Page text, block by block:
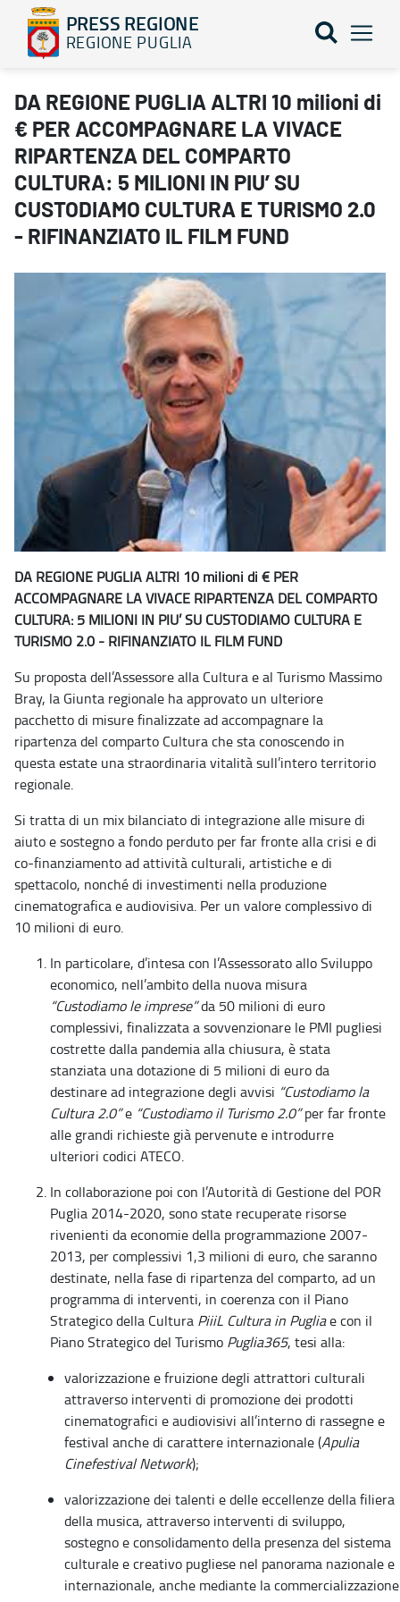
PRESS REGIONE
REGIONE PUGLIA
DA REGIONE PUGLIA ALTRI 10 milioni di € PER
DA REGIONE PUGLIA ALTRI 10 milioni di
€ PER ACCOMPAGNARE LA VIVACE
RIPARTENZA DEL COMPARTO
CULTURA: 5 MILIONI IN PIU’ SU
CUSTODIAMO CULTURA E TURISMO 2.0
- RIFINANZIATO IL FILM FUND
DA REGIONE PUGLIA ALTRI 10 milioni di € PER
ACCOMPAGNARE LA VIVACE RIPARTENZA DEL COMPARTO
CULTURA: 5 MILIONI IN PIU’ SU CUSTODIAMO CULTURA E
TURISMO 2.0 - RIFINANZIATO IL FILM FUND
Su proposta dell’Assessore alla Cultura e al Turismo Massimo
Bray, la Giunta regionale ha approvato un ulteriore
pacchetto di misure finalizzate ad accompagnare la
ripartenza del comparto Cultura che sta conoscendo in
questa estate una straordinaria vitalità sull’intero territorio
regionale.
Si tratta di un mix bilanciato di integrazione alle misure di
aiuto e sostegno a fondo perduto per far fronte alla crisi e di
co-finanziamento ad attività culturali, artistiche e di
spettacolo, nonché di investimenti nella produzione
cinematografica e audiovisiva. Per un valore complessivo di
10 milioni di euro.
In particolare, d’intesa con l’Assessorato allo Sviluppo
economico, nell’ambito della nuova misura
“Custodiamo le imprese”da 50 milioni di euro
complessivi, finalizzata a sovvenzionare le PMI pugliesi
costrette dalla pandemia alla chiusura, è stata
stanziata una dotazione di 5 milioni di euro da
destinare ad integrazione degli avvisi “Custodiamo la
Cultura 2.0”e “Custodiamo il Turismo 2.0”per far fronte
alle grandi richieste già pervenute e introdurre
ulteriori codici ATECO.
In collaborazione poi con l’Autorità di Gestione del POR
Puglia 2014-2020, sono state recuperate risorse
rivenienti da economie della programmazione 2007-
2013, per complessivi 1,3 milioni di euro, che saranno
destinate, nella fase di ripartenza del comparto, ad un
programma di interventi, in coerenza con il Piano
Strategico della Cultura PiiiL Cultura in Pugliae con il
Piano Strategico del Turismo Puglia365, tesi alla:
valorizzazione e fruizione degli attrattori culturali
attraverso interventi di promozione dei prodotti
cinematografici e audiovisivi all’interno di rassegne e
festival anche di carattere internazionale (Apulia
Cinefestival Network);
valorizzazione dei talenti e delle eccellenze della filiera
della musica, attraverso interventi di sviluppo,
sostegno e consolidamento della presenza del sistema
culturale e creativo pugliese nel panorama nazionale e
internazionale, anche mediante la commercializzazione